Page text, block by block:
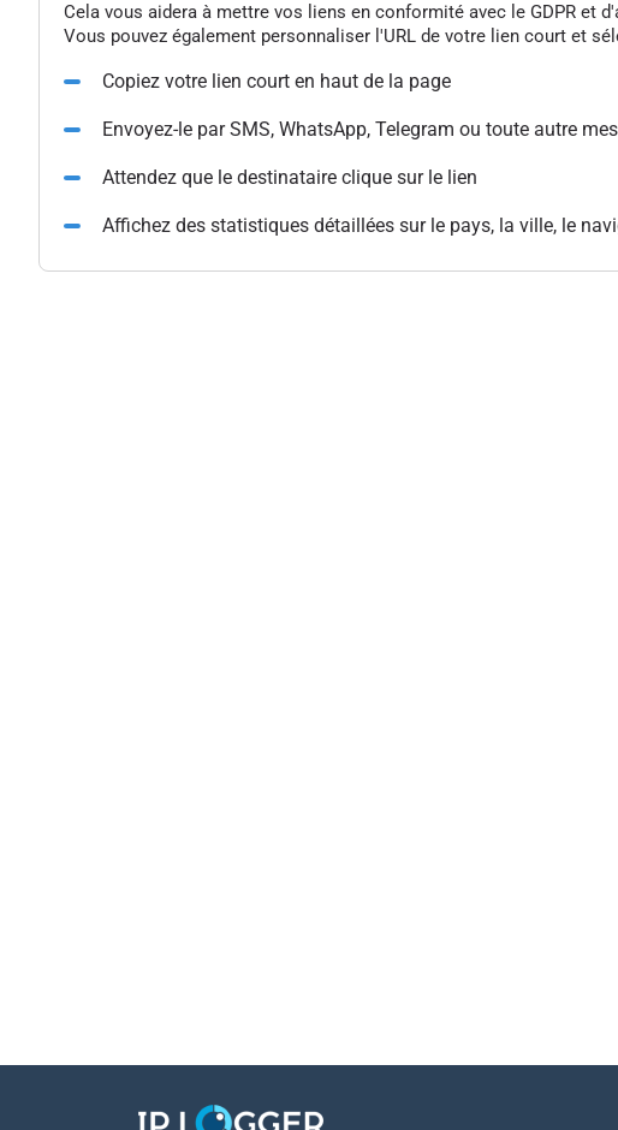
Cela vous aidera à mettre vos liens en conformité avec le GDPR et
Vous pouvez également personnaliser l'URL de votre lien court et
Copiez votre lien court en haut de la page
Envoyez-le par SMS, WhatsApp, Telegram ou toute autre
Attendez que le destinataire clique sur le lien
Affichez des statistiques détaillées sur le pays, la ville, le